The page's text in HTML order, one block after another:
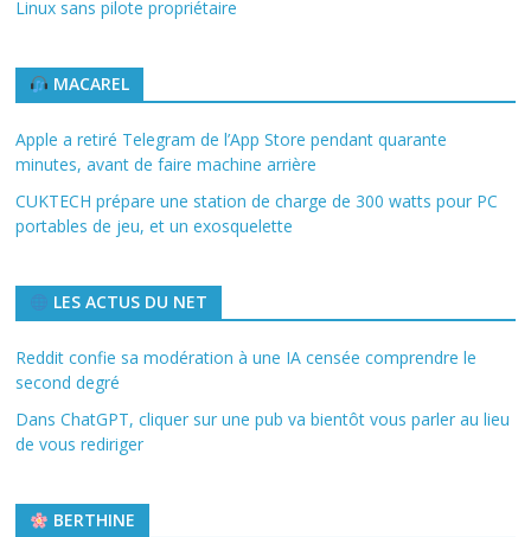
Linux sans pilote propriétaire
MACAREL
Apple a retiré Telegram de l’App Store pendant quarante
minutes, avant de faire machine arrière
CUKTECH prépare une station de charge de 300 watts pour PC
portables de jeu, et un exosquelette
LES ACTUS DU NET
Reddit confie sa modération à une IA censée comprendre le
second degré
Dans ChatGPT, cliquer sur une pub va bientôt vous parler au lieu
de vous rediriger
BERTHINE